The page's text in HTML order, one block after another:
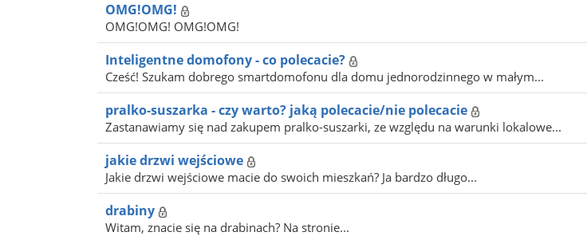
OMG!OMG!
OMG!OMG! OMG!OMG!
Inteligentne domofony - co polecacie?
Cześć! Szukam dobrego smartdomofonu dla domu jednorodzinnego w małym...
pralko-suszarka - czy warto? jaką polecacie/nie polecacie
Zastanawiamy się nad zakupem pralko-suszarki, ze względu na warunki lokalowe...
jakie drzwi wejściowe
Jakie drzwi wejściowe macie do swoich mieszkań? Ja bardzo długo...
drabiny
Witam, znacie się na drabinach? Na stronie...